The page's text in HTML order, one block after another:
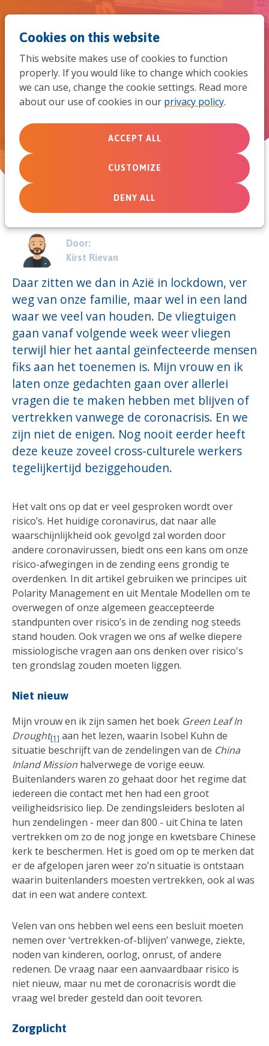
Cookies on this website
This website makes use of cookies to function
properly. If you would like to change which cookies
we can use, change the cookie settings. Read more
about our use of cookies in our privacy policy.
ACCEPT ALL
CUSTOMIZE
DENY ALL
De coronacrisis en de risico’s in
zending
May 14, 2020
Door:
Kirst Rievan
Daar zitten we dan in Azië in lockdown, ver
weg van onze familie, maar wel in een land
waar we veel van houden. De vliegtuigen
gaan vanaf volgende week weer vliegen
terwijl hier het aantal geïnfecteerde mensen
fiks aan het toenemen is. Mijn vrouw en ik
laten onze gedachten gaan over allerlei
vragen die te maken hebben met blijven of
vertrekken vanwege de coronacrisis. En we
zijn niet de enigen. Nog nooit eerder heeft
deze keuze zoveel cross-culturele werkers
tegelijkertijd beziggehouden.
Het valt ons op dat er veel gesproken wordt over
risico’s. Het huidige coronavirus, dat naar alle
waarschijnlijkheid ook gevolgd zal worden door
andere coronavirussen, biedt ons een kans om onze
risico-afwegingen in de zending eens grondig te
overdenken. In dit artikel gebruiken we principes uit
Polarity Management en uit Mentale Modellen om te
overwegen of onze algemeen geaccepteerde
standpunten over risico’s in de zending nog steeds
stand houden. Ook vragen we ons af welke diepere
missiologische vragen aan ons denken over risico's
ten grondslag zouden moeten liggen.
Niet nieuw
Mijn vrouw en ik zijn samen het boek Green Leaf In
Drought[1] aan het lezen, waarin Isobel Kuhn de
situatie beschrijft van de zendelingen van de China
Inland Mission halverwege de vorige eeuw.
Buitenlanders waren zo gehaat door het regime dat
iedereen die contact met hen had een groot
veiligheidsrisico liep. De zendingsleiders besloten al
hun zendelingen - meer dan 800 - uit China te laten
vertrekken om zo de nog jonge en kwetsbare Chinese
kerk te beschermen. Het is goed om op te merken dat
er de afgelopen jaren weer zo’n situatie is ontstaan
waarin buitenlanders moesten vertrekken, ook al was
dat in een wat andere context.
Velen van ons hebben wel eens een besluit moeten
nemen over ‘vertrekken-of-blijven’ vanwege, ziekte,
noden van kinderen, oorlog, onrust, of andere
redenen. De vraag naar een aanvaardbaar risico is
niet nieuw, maar nu met de coronacrisis wordt die
vraag wel breder gesteld dan ooit tevoren.
Zorgplicht